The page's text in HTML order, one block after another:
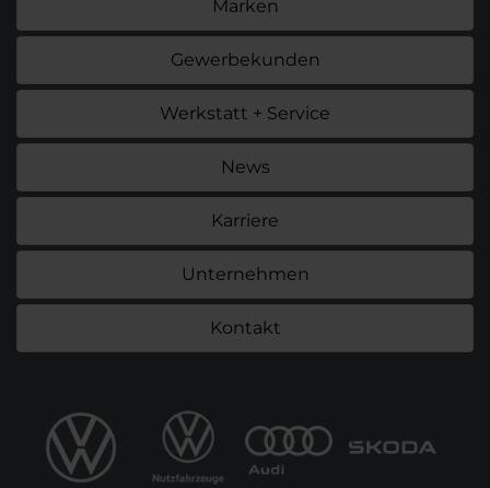
Marken
Gewerbekunden
Werkstatt + Service
News
Karriere
Unternehmen
Kontakt